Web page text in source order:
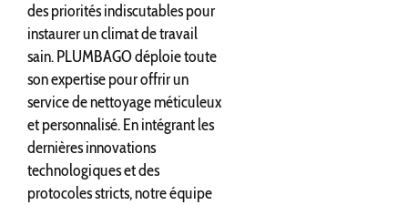
des priorités indiscutables pour
instaurer un climat de travail
sain. PLUMBAGO déploie toute
son expertise pour offrir un
service de nettoyage méticuleux
et personnalisé. En intégrant les
dernières innovations
technologiques et des
protocoles stricts, notre équipe